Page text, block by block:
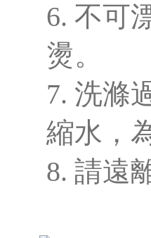
6. 不可
燙。
7. 洗滌
縮水，
8. 請遠